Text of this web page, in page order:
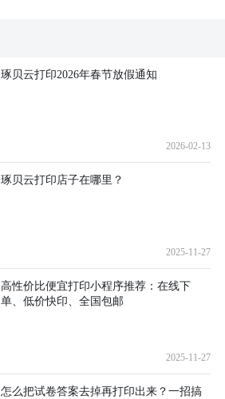
琢贝云打印2026年春节放假通知
2026-02-13
琢贝云打印店子在哪里？
2025-11-27
高性价比便宜打印小程序推荐：在线下
单、低价快印、全国包邮
2025-11-27
怎么把试卷答案去掉再打印出来？一招搞